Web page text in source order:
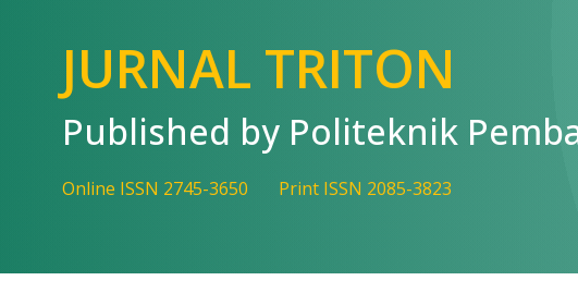
JURNAL TRITON
Published by Politeknik
Online ISSN 2745-3650 Print ISSN 2085-3823